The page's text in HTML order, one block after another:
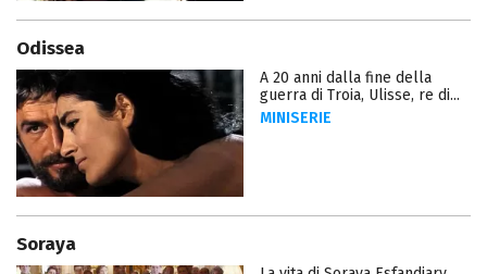
Odissea
A 20 anni dalla fine della
guerra di Troia, Ulisse, re di...
MINISERIE
Soraya